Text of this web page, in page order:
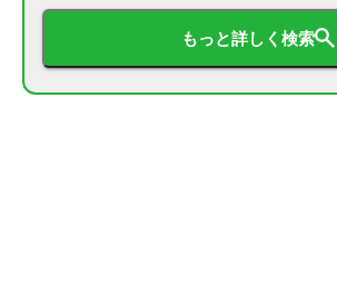
もっと詳しく検索